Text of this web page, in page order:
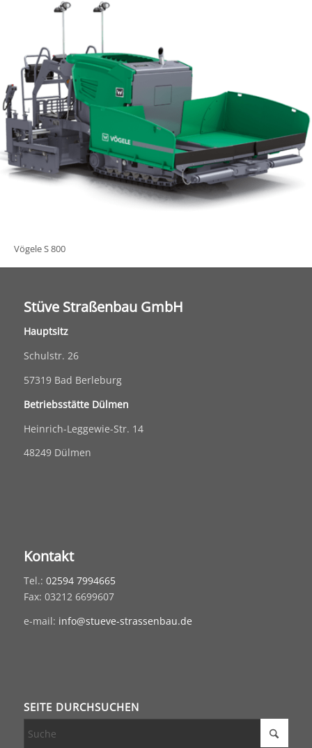
Vögele S 800
Stüve Straßenbau GmbH
Hauptsitz
Schulstr. 26
57319 Bad Berleburg
Betriebsstätte Dülmen
Heinrich-Leggewie-Str. 14
48249 Dülmen
Kontakt
Tel.: 02594 7994665
Fax: 03212 6699607
e-mail: info@stueve-strassenbau.de
SEITE DURCHSUCHEN